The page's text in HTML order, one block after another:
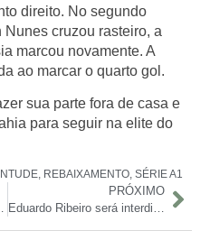
direito. No segundo
cruzou rasteiro, a
marcou novamente. A
ao marcar o quarto gol.
sua parte fora de casa e
para seguir na elite do
, REBAIXAMENTO, SÉRIE A1
junho e outubro
PRÓXIMO
Eduardo Ribeiro será interditada para celebração de Corpus Christi